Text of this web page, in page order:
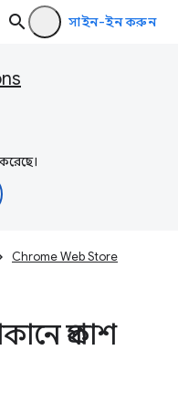
সাইন-ইন করুন
Chrome Web Store
প্রকাশ